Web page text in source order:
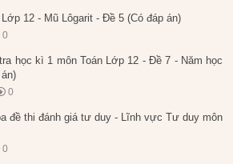
12 - Mũ Lôgarit - Đề 5 (Có đáp án)
0
học kì 1 môn Toán Lớp 12 - Đề 7 - Năm học
0
đề thi đánh giá tư duy - Lĩnh vực Tư duy môn
0